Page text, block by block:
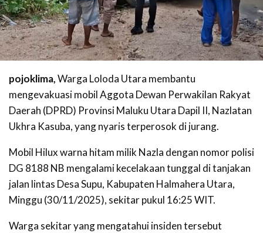
pojoklima,Warga Loloda Utara membantu
mengevakuasi mobil Aggota Dewan Perwakilan Rakyat
Daerah (DPRD) Provinsi Maluku Utara Dapil II, Nazlatan
Ukhra Kasuba, yang nyaris terperosok di jurang.
Mobil Hilux warna hitam milik Nazla dengan nomor polisi
DG 8188 NB mengalami kecelakaan tunggal di tanjakan
jalan lintas Desa Supu, Kabupaten Halmahera Utara,
Minggu (30/11/2025), sekitar pukul 16:25 WIT.
Warga sekitar yang mengatahui insiden tersebut